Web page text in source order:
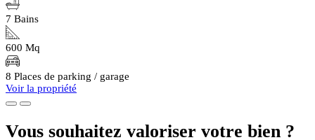
7 Bains
600 Mq
8 Places de parking / garage
Voir la propriété
Vous souhaitez valoriser votre bien ?